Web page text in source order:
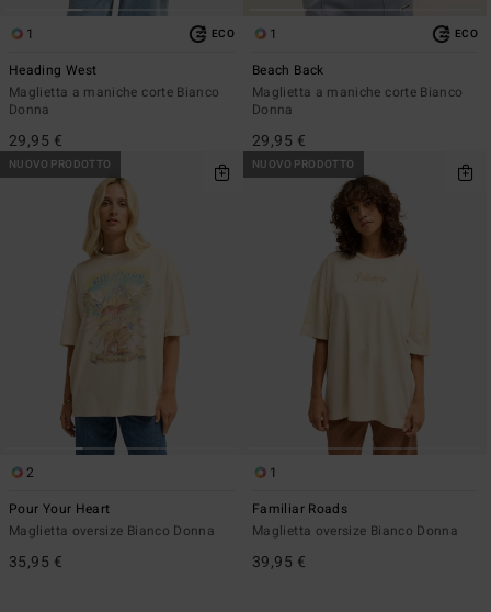
1 ECO
Heading West
Maglietta a maniche corte Bianco
Donna
29,95 €
1 ECO
Beach Back
Maglietta a maniche corte Bianco
Donna
29,95 €
NUOVO PRODOTTO
2
Pour Your Heart
Maglietta oversize Bianco Donna
35,95 €
NUOVO PRODOTTO
1
Familiar Roads
Maglietta oversize Bianco Donna
39,95 €